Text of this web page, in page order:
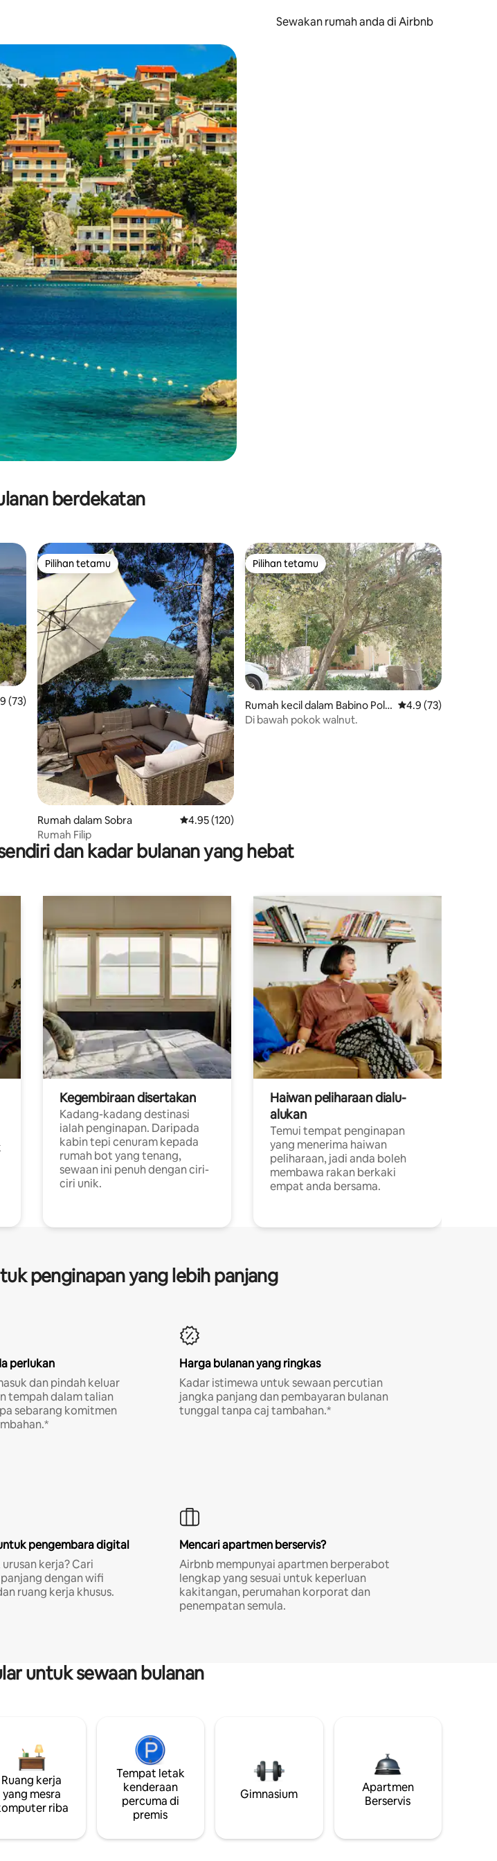
Sewakan rumah anda di Airbnb
teroka dengan sentuhan atau gerak leret.
berdekatan
purata 4.79 daripada 5, 73 ulasan
(73)
Pilihan tetamu
Pilihan tetamu
Rumah dalam Sobra Penarafan purata 4.95 daripada 5, 120 ulasan
4.95 (120)
Rumah Filip
Pilihan tetamu
Pilihan tetamu
Rumah kecil dalam Babino Polj
e
Penarafan purata
4.9 (73)
Di bawah pokok walnut.
dan kadar bulanan yang hebat
Kegembiraan disertakan
Kadang-kadang destinasi
ialah penginapan. Daripada
kabin tepi cenuram kepada
rumah bot yang tenang,
sewaan ini penuh dengan ciri-
ciri unik.
Haiwan peliharaan dialu-
alukan
Temui tempat penginapan
yang menerima haiwan
peliharaan, jadi anda boleh
membawa rakan berkaki
empat anda bersama.
penginapan yang lebih panjang
perlukan
dan pindah keluar
tempah dalam talian
sebarang komitmen
Harga bulanan yang ringkas
Kadar istimewa untuk sewaan percutian
jangka panjang dan pembayaran bulanan
tunggal tanpa caj tambahan.*
pengembara digital
kerja? Cari
dengan wifi
ruang kerja khusus.
Mencari apartmen berservis?
Airbnb mempunyai apartmen berperabot
lengkap yang sesuai untuk keperluan
kakitangan, perumahan korporat dan
penempatan semula.
untuk sewaan bulanan
Ruang kerja
yang mesra
riba
Tempat letak
kenderaan
percuma di
premis
Gimnasium
Apartmen
Berservis